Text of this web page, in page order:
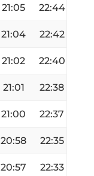
21:05 22:44
21:04 22:42
21:02 22:40
21:01 22:38
21:00 22:37
20:58 22:35
20:57 22:33